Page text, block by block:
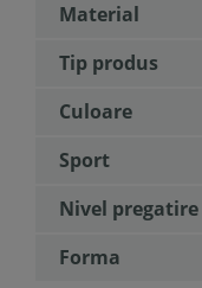
Material
Tip produs
Culoare
Sport
Nivel pregatire
Forma